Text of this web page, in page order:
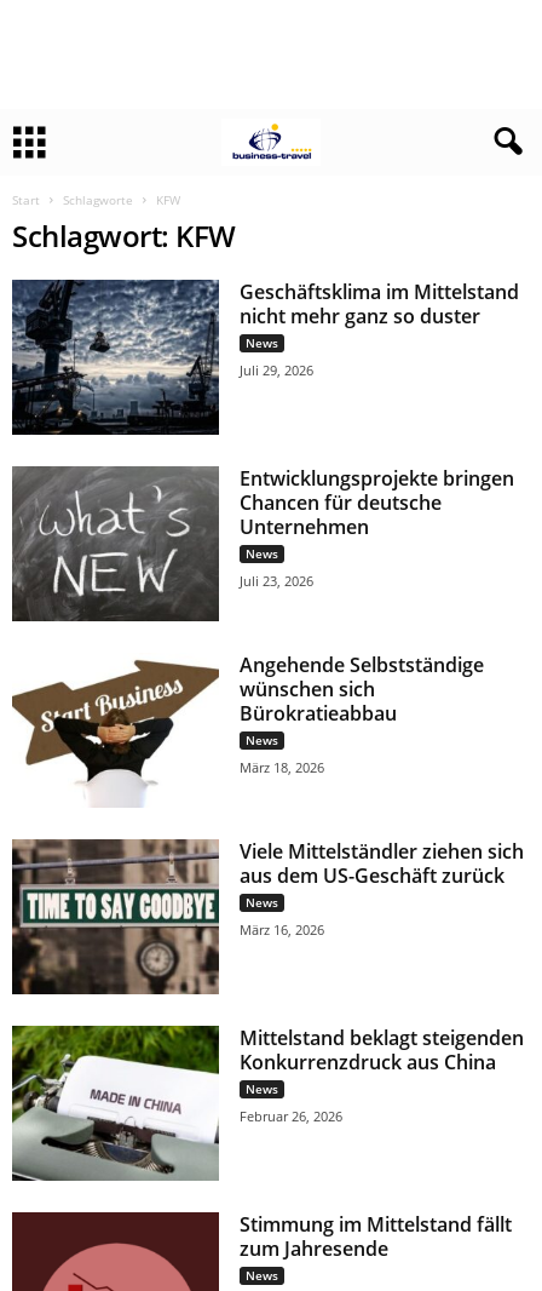
Start Schlagworte KFW
Schlagwort: KFW
Geschäftsklima im Mittelstand
nicht mehr ganz so duster
News
Juli 29, 2026
Entwicklungsprojekte bringen
Chancen für deutsche
Unternehmen
News
Juli 23, 2026
Angehende Selbstständige
wünschen sich
Bürokratieabbau
News
März 18, 2026
Viele Mittelständler ziehen sich
aus dem US-Geschäft zurück
News
März 16, 2026
Mittelstand beklagt steigenden
Konkurrenzdruck aus China
News
Februar 26, 2026
Stimmung im Mittelstand fällt
zum Jahresende
News